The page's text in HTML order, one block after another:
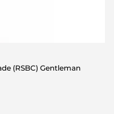
(RSBC) Gentleman